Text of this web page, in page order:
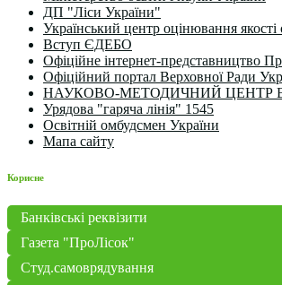
ДП "Ліси України"
Український центр оцінювання якості
Вступ ЄДЕБО
Офіційне інтернет-представництво
Офіційний портал Верховної Ради
НАУКОВО-МЕТОДИЧНИЙ ЦЕНТР
Урядова "гаряча лінія" 1545
Освітній омбудсмен України
Мапа сайту
Корисне
Банківські реквізити
Газета "ПроЛісок"
Студ.самоврядування